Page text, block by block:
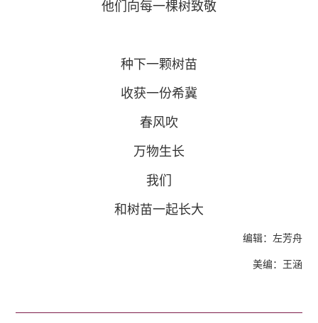
他们向每一棵树致敬
种下一颗树苗
收获一份希冀
春风吹
万物生长
我们
和树苗一起长大
编辑：左芳舟
美编：王涵